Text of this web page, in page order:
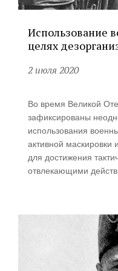
Использование
целях
2 июля 2020
Во время Великой
зафиксированы
использования
активной маскировки
для достижения
отвлекающими